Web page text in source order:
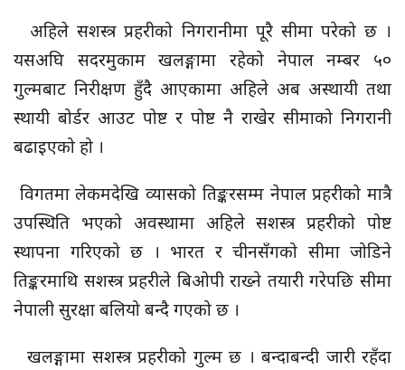
अहिले सशस्त्र प्रहरीको निगरानीमा पूरै सीमा परेको छ ।
यसअघि सदरमुकाम खलङ्गामा रहेको नेपाल नम्बर ५०
गुल्मबाट निरीक्षण हुँदै आएकामा अहिले अब अस्थायी तथा
स्थायी बोर्डर आउट पोष्ट र पोष्ट नै राखेर सीमाको निगरानी
बढाइएको हो ।
विगतमा लेकमदेखि व्यासको तिङ्करसम्म नेपाल प्रहरीको मात्रै
उपस्थिति भएको अवस्थामा अहिले सशस्त्र प्रहरीको पोष्ट
स्थापना गरिएको छ । भारत र चीनसँगको सीमा जोडिने
तिङ्करमाथि सशस्त्र प्रहरीले बिओपी राख्ने तयारी गरेपछि सीमा
नेपाली सुरक्षा बलियो बन्दै गएको छ ।
खलङ्गामा सशस्त्र प्रहरीको गुल्म छ । बन्दाबन्दी जारी रहँदा